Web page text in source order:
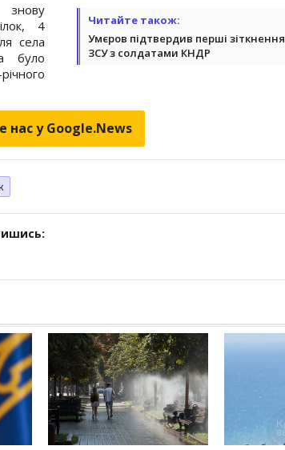
Читайте також:
Умєров підтвердив перші зіткнення
ЗСУ з солдатами КНДР
4
села
було
нас у Google.News